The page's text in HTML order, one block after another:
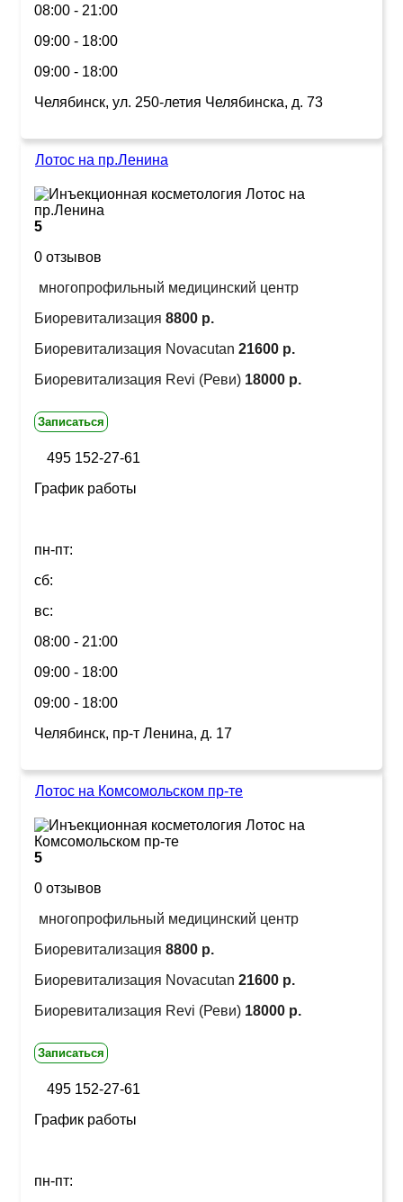
08:00 - 21:00
09:00 - 18:00
09:00 - 18:00
Челябинск, ул. 250-летия Челябинска, д. 73
Лотос на пр.Ленина
5
0 отзывов
многопрофильный медицинский центр
Биоревитализация 8800 р.
Биоревитализация Novacutan 21600 р.
Биоревитализация Revi (Реви) 18000 р.
Записаться
495 152-27-61
График работы
пн-пт:
сб:
вс:
08:00 - 21:00
09:00 - 18:00
09:00 - 18:00
Челябинск, пр-т Ленина, д. 17
Лотос на Комсомольском пр-те
5
0 отзывов
многопрофильный медицинский центр
Биоревитализация 8800 р.
Биоревитализация Novacutan 21600 р.
Биоревитализация Revi (Реви) 18000 р.
Записаться
495 152-27-61
График работы
пн-пт: